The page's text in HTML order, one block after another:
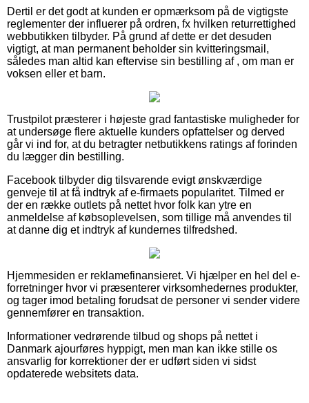
Dertil er det godt at kunden er opmærksom på de vigtigste
reglementer der influerer på ordren, fx hvilken returrettighed
webbutikken tilbyder. På grund af dette er det desuden
vigtigt, at man permanent beholder sin kvitteringsmail,
således man altid kan eftervise sin bestilling af , om man er
voksen eller et barn.
Trustpilot præsterer i højeste grad fantastiske muligheder for
at undersøge flere aktuelle kunders opfattelser og derved
går vi ind for, at du betragter netbutikkens ratings af forinden
du lægger din bestilling.
Facebook tilbyder dig tilsvarende evigt ønskværdige
genveje til at få indtryk af e-firmaets popularitet. Tilmed er
der en række outlets på nettet hvor folk kan ytre en
anmeldelse af købsoplevelsen, som tillige må anvendes til
at danne dig et indtryk af kundernes tilfredshed.
Hjemmesiden er reklamefinansieret. Vi hjælper en hel del e-
forretninger hvor vi præsenterer virksomhedernes produkter,
og tager imod betaling forudsat de personer vi sender videre
gennemfører en transaktion.
Informationer vedrørende tilbud og shops på nettet i
Danmark ajourføres hyppigt, men man kan ikke stille os
ansvarlig for korrektioner der er udført siden vi sidst
opdaterede websitets data.